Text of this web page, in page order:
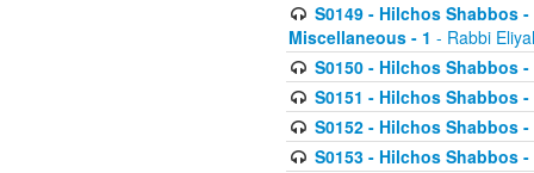
S0149 - Hilchos Shabbos
Miscellaneous - 1 - Rabbi
S0150 - Hilchos Shabbos
S0151 - Hilchos Shabbos
S0152 - Hilchos Shabbos
S0153 - Hilchos Shabbos